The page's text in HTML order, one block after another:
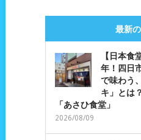
最新
【日本食
年！四日
で味わう
キ」とは
「あさひ食堂」
2026/08/09